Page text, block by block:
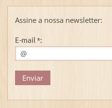
Assine a nossa newsletter:
E-mail *: